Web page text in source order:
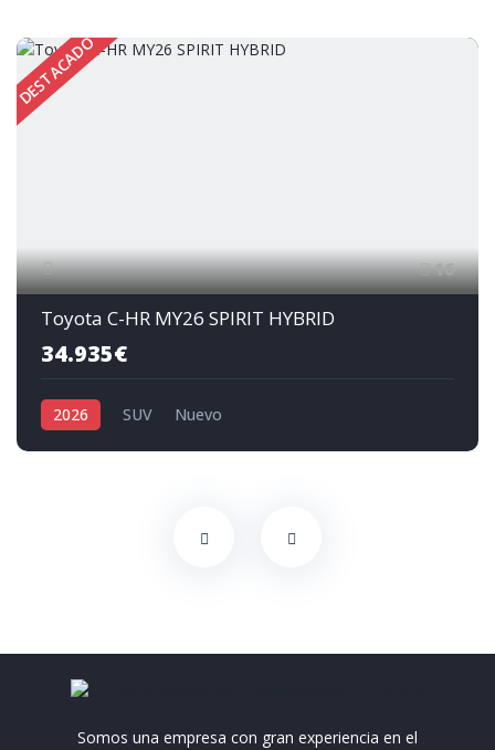
DESTACADO
16
Toyota C-HR MY26 SPIRIT HYBRID
34.935€
2026 SUV Nuevo
Somos una empresa con gran experiencia en el